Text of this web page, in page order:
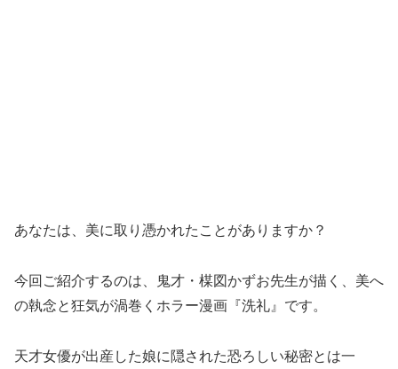
あなたは、美に取り憑かれたことがありますか？
今回ご紹介するのは、鬼才・楳図かずお先生が描く、美へ
の執念と狂気が渦巻くホラー漫画『洗礼』です。
天才女優が出産した娘に隠された恐ろしい秘密とは一